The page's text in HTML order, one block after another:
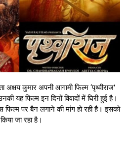
कुमार अपनी आगामी फिल्म ‘पृथ्वीराज’
यह फिल्म इन दिनों विवादों में घिरी हुई है।
पर बैन लगाने की मांग हो रही है। इसको
जा रहा है।